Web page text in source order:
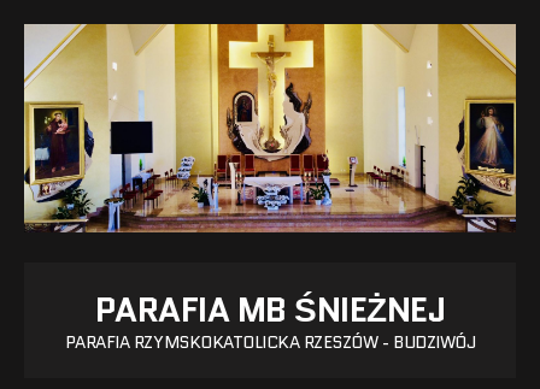
PARAFIA MB ŚNIEŻNEJ
PARAFIA RZYMSKOKATOLICKA RZESZÓW - BUDZIWÓJ